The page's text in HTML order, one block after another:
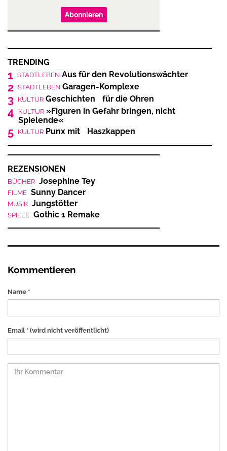
Abonnieren
TRENDING
1 STADTLEBEN Aus für den Revolutionswächter
2 STADTLEBEN Garagen-Komplexe
3 KULTUR Geschichten für die Ohren
4 KULTUR »Figuren in Gefahr bringen, nicht
Spielende«
5 KULTUR Punx mit Haszkappen
REZENSIONEN
BÜCHER Josephine Tey
FILME Sunny Dancer
MUSIK Jungstötter
SPIELE Gothic 1 Remake
Kommentieren
Name *
Email * (wird nicht veröffentlicht)